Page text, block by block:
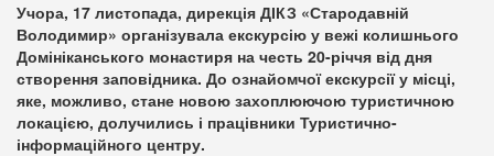
Учора, 17 листопада, дирекція ДІКЗ «Стародавній
Володимир» організувала екскурсію у вежі колишнього
Домініканського монастиря на честь 20-річчя від дня
створення заповідника. До ознайомчої екскурсії у місці,
яке, можливо, стане новою захоплюючою туристичною
локацією, долучились і працівники Туристично-
інформаційного центру.